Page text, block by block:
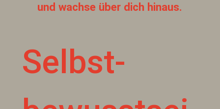
und wachse über dich hinaus.
Selbst-